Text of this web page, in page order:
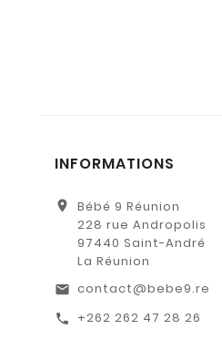
INFORMATIONS
location_on
Bébé 9 Réunion
228 rue Andropolis
97440 Saint-André
La Réunion
email contact@bebe9.re
call +262 262 47 28 26